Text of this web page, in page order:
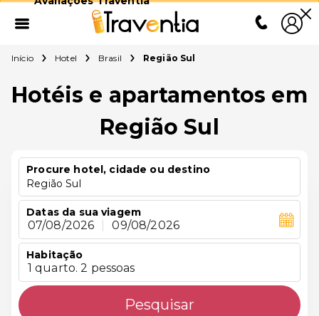
Início Hotel Brasil Região Sul
Hotéis e apartamentos em
Região Sul
Procure hotel, cidade ou destino
Região Sul
Datas da sua viagem
07/08/2026 09/08/2026
Habitação
1 quarto. 2 pessoas
Pesquisar